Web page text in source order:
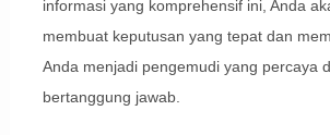
informasi yang komprehensif ini, Anda
membuat keputusan yang tepat dan
Anda menjadi pengemudi yang percaya
bertanggung jawab.